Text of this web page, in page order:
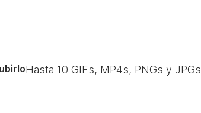
Hasta 10 GIFs, MP4s, PNGs y JPGs